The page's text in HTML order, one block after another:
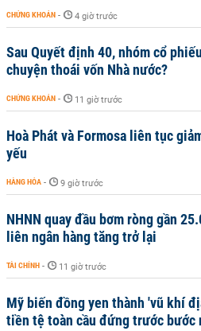
CHỨNG KHOÁN - 4 giờ trước
Sau Quyết định 40, nhóm cổ
chuyện thoái vốn Nhà nước?
CHỨNG KHOÁN - 11 giờ trước
Hoà Phát và Formosa liên tục
yếu
HÀNG HÓA - 9 giờ trước
NHNN quay đầu bơm ròng gần
liên ngân hàng tăng trở lại
TÀI CHÍNH - 11 giờ trước
Mỹ biến đồng yen thành 'vũ khí
tiền tệ toàn cầu đứng trước bước